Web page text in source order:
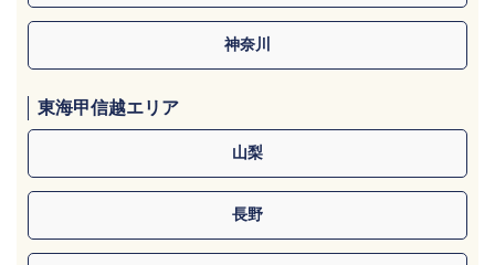
神奈川
東海甲信越エリア
山梨
長野